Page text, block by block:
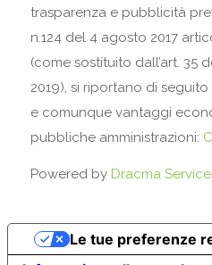
trasparenza e pubblicità
n.124 del 4 agosto 2017
(come sostituito dall’art. 35
2019), si riportano di
e comunque vantaggi
pubbliche amministrazioni:
Powered by Dracma Service
Le tue preferenze